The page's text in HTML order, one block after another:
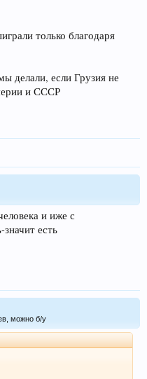
только благодаря
делали, если Грузия не
и СССР
и иже с
есть
можно б/у